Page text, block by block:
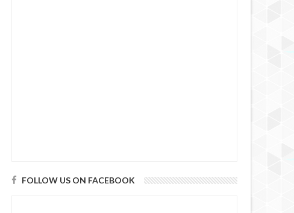
FOLLOW US ON FACEBOOK